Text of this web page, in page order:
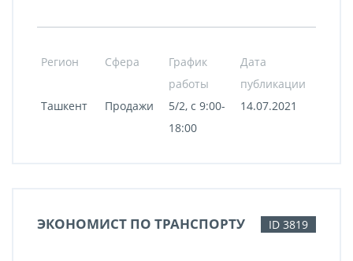
Регион Сфера
График
работы
Дата
публикации
Ташкент
Продажи
5/2, с 9:00-
18:00
14.07.2021
ЭКОНОМИСТ ПО ТРАНСПОРТУ ID 3819